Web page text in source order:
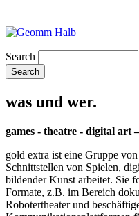
Search
was und wer.
games - theatre - digital art
gold extra ist eine Gruppe
Schnittstellen von Spielen,
bildender Kunst arbeitet. Sie
Formate, z.B. im Bereich
Robotertheater und